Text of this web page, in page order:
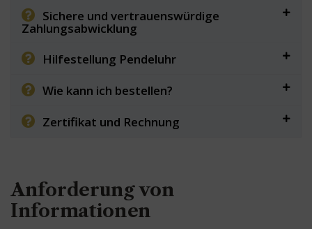
Sichere und vertrauenswürdige
Zahlungsabwicklung
Hilfestellung Pendeluhr
Wie kann ich bestellen?
Zertifikat und Rechnung
Anforderung von
Informationen